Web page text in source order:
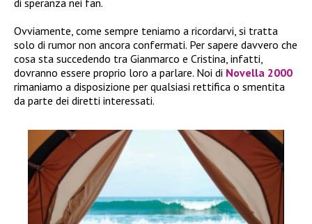
Ovviamente, come sempre teniamo a ricordarvi, si tratta
solo di rumor non ancora confermati. Per sapere davvero che
cosa sta succedendo tra Gianmarco e Cristina, infatti,
dovranno essere proprio loro a parlare. Noi di Novella 2000
rimaniamo a disposizione per qualsiasi rettifica o smentita
da parte dei diretti interessati.